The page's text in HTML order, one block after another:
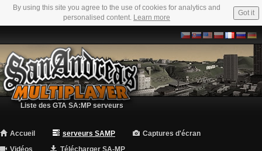
By using this site you agree to the use of cookies for analytics and
personalised content. Learn more
Got it
Liste des GTA SA:MP serveurs
Accueil serveurs SAMP
Captures d'écran